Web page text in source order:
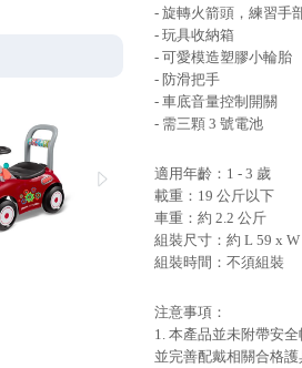
- 旋轉火箭頭，練習手
- 玩具收納箱
- 可愛模造塑膠小輪胎
- 防滑把手
- 車底音量控制開關
- 需三顆 3 號電池
適用年齡：1 - 3 歲
載重：19 公斤以下
車重：約 2.2 公斤
組裝尺寸：約 L 59 x
組裝時間：不須組裝
注意事項：
1. 本產品並未附帶安
並完善配戴相關合格護